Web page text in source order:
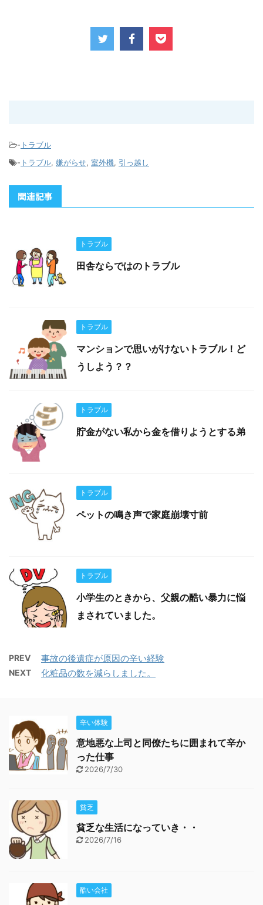
- トラブル
- トラブル, 嫌がらせ, 室外機, 引っ越し
関連記事
トラブル
田舎ならではのトラブル
トラブル
マンションで思いがけないトラブル！ど
うしよう？？
トラブル
貯金がない私から金を借りようとする弟
トラブル
ペットの鳴き声で家庭崩壊寸前
トラブル
小学生のときから、父親の酷い暴力に悩
まされていました。
PREV 事故の後遺症が原因の辛い経験
NEXT 化粧品の数を減らしました。
辛い体験
意地悪な上司と同僚たちに囲まれて辛か
った仕事
2026/7/30
貧乏
貧乏な生活になっていき・・
2026/7/16
酷い会社